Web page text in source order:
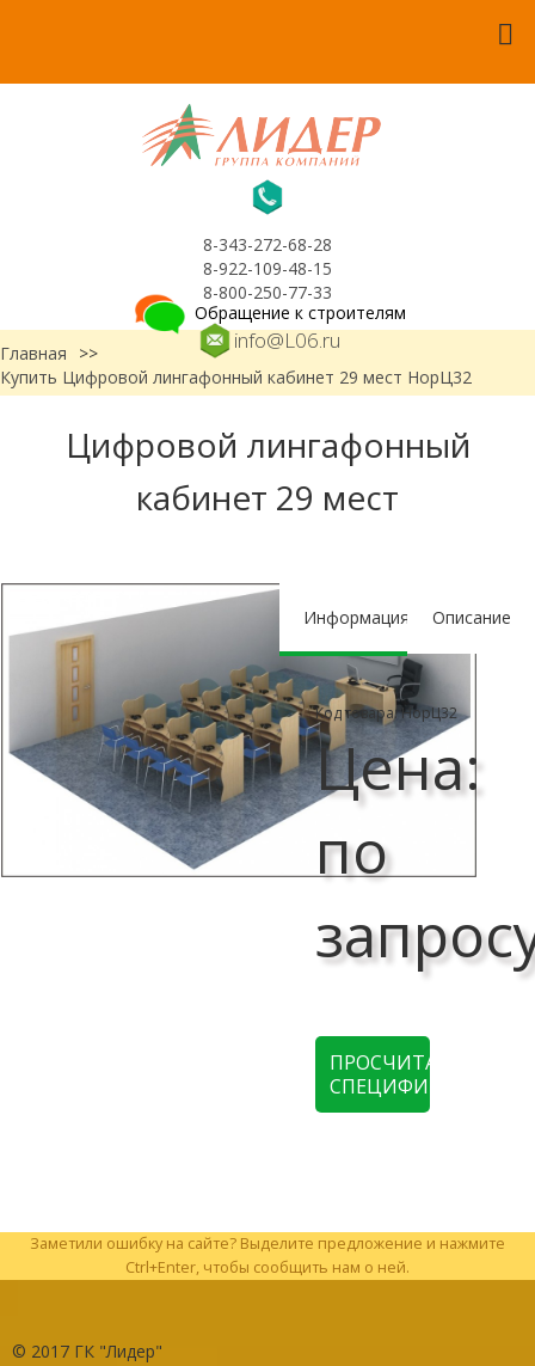
8-343-272-68-28
8-922-109-48-15
8-800-250-77-33
info@L06.ru
Обращение к строителям
Главная
>>
Купить Цифровой лингафонный кабинет 29 мест НорЦ32
Цифровой лингафонный
кабинет 29 мест
Информация Описание
Код товара: НорЦ32
Цена:
по
ПРОСЧИТАТЬ
СПЕЦИФИКАЦИЮ
Заметили ошибку на сайте? Выделите предложение и нажмите
Ctrl+Enter, чтобы сообщить нам о ней.
© 2017 ГК "Лидер"